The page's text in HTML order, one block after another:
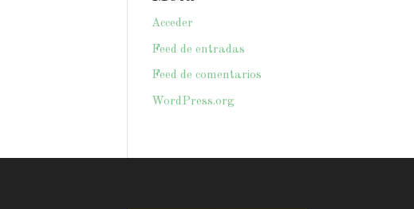
Acceder
Feed de entradas
Feed de comentarios
WordPress.org